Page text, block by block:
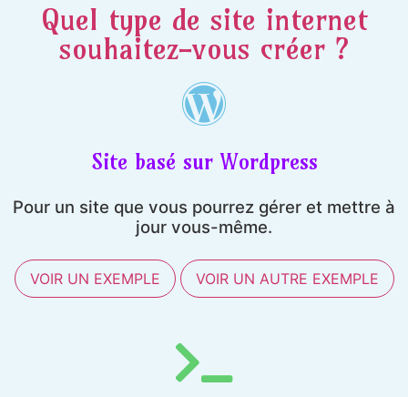
Quel type de site internet
souhaitez-vous créer ?
Site basé sur Wordpress
Pour un site que vous pourrez gérer et mettre à
jour vous-même.
VOIR UN EXEMPLE VOIR UN AUTRE EXEMPLE